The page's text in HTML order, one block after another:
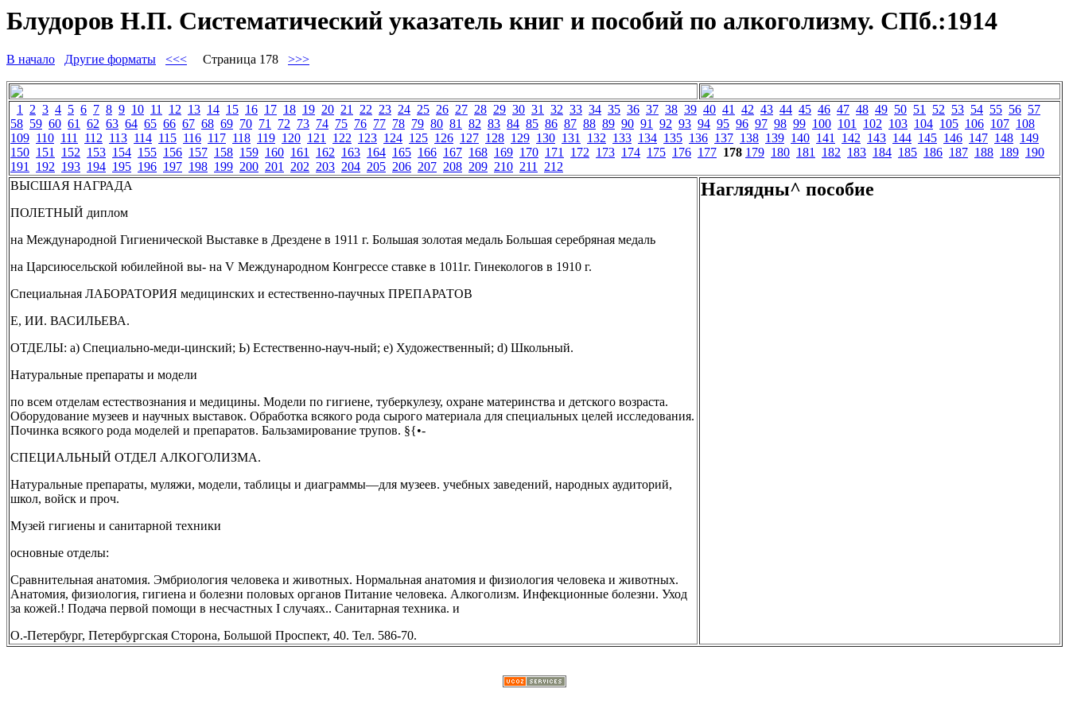
Блудоров Н.П. Систематический указатель книг и пособий по алкоголизму. СПб.:1914
В начало Другие форматы <<< Страница 178 >>>
1 2 3 4 5 6 7 8 9 10 11 12 13 14 15 16 17 18 19 20 21 22 23 24 25 26 27 28 29 30 31 32 33 34 35 36 37 38 39 40 41 42 43 44 45 46 47 48 49 50 51 52 53 54 55 56 57
58 59 60 61 62 63 64 65 66 67 68 69 70 71 72 73 74 75 76 77 78 79 80 81 82 83 84 85 86 87 88 89 90 91 92 93 94 95 96 97 98 99 100 101 102 103 104 105 106 107 108
109 110 111 112 113 114 115 116 117 118 119 120 121 122 123 124 125 126 127 128 129 130 131 132 133 134 135 136 137 138 139 140 141 142 143 144 145 146 147 148 149
150 151 152 153 154 155 156 157 158 159 160 161 162 163 164 165 166 167 168 169 170 171 172 173 174 175 176 177 178 179 180 181 182 183 184 185 186 187 188 189 190
191 192 193 194 195 196 197 198 199 200 201 202 203 204 205 206 207 208 209 210 211 212
ВЫСШАЯ НАГРАДА
ПОЛЕТНЫЙ диплом
на Международной Гигиенической Выставке в Дрездене в 1911 г. Большая золотая медаль Большая серебряная медаль
на Царсиюсельской юбилейной вы- на V Международном Конгрессе ставке в 1011г. Гинекологов в 1910 г.
Специальная ЛАБОРАТОРИЯ медицинских и естественно-паучных ПРЕПАРАТОВ
Е, ИИ. ВАСИЛЬЕВА.
ОТДЕЛЫ: а) Специально-меди-цинский; Ь) Естественно-науч-ный; е) Художественный; d) Школьный.
Натуральные препараты и модели
по всем отделам естествознания и медицины. Модели по гигиене, туберкулезу, охране материнства и детского возраста.
Оборудование музеев и научных выставок. Обработка всякого рода сырого материала для специальных целей исследования.
Починка всякого рода моделей и препаратов. Бальзамирование трупов. §{•-
СПЕЦИАЛЬНЫЙ ОТДЕЛ АЛКОГОЛИЗМА.
Натуральные препараты, муляжи, модели, таблицы и диаграммы—для музеев. учебных заведений, народных аудиторий,
школ, войск и проч.
Музей гигиены и санитарной техники
основные отделы:
Сравнительная анатомия. Эмбриология человека и животных. Нормальная анатомия и физиология человека и животных.
Анатомия, физиология, гигиена и болезни половых органов Питание человека. Алкоголизм. Инфекционные болезни. Уход
за кожей.! Подача первой помощи в несчастных I случаях.. Санитарная техника. и
О.-Петербург, Петербургская Сторона, Большой Проспект, 40. Тел. 586-70.
Наглядны^ пособие